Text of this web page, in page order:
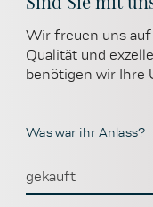
Wir freuen uns
Qualität und
benötigen wir Ihre
Was war ihr Anlass?
gekauft